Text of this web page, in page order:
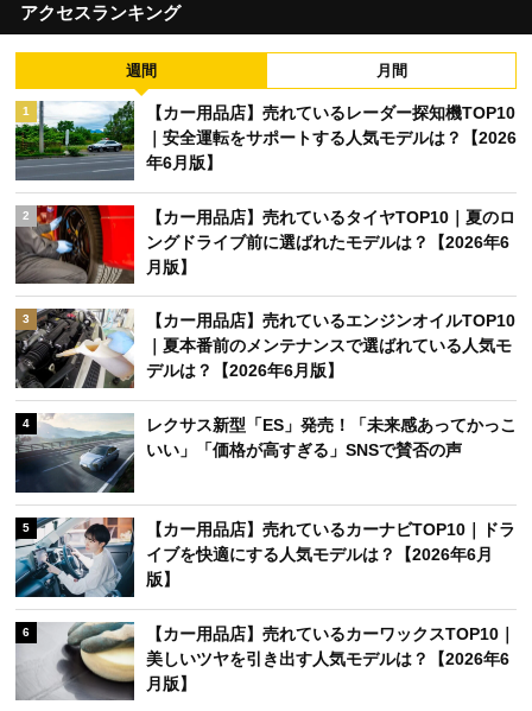
アクセスランキング
週間 月間
1
【カー用品店】売れているレーダー探知機TOP10
｜安全運転をサポートする人気モデルは？【2026
年6月版】
2
【カー用品店】売れているタイヤTOP10｜夏のロ
ングドライブ前に選ばれたモデルは？【2026年6
月版】
3
【カー用品店】売れているエンジンオイルTOP10
｜夏本番前のメンテナンスで選ばれている人気モ
デルは？【2026年6月版】
4
レクサス新型「ES」発売！「未来感あってかっこ
いい」「価格が高すぎる」SNSで賛否の声
5
【カー用品店】売れているカーナビTOP10｜ドラ
イブを快適にする人気モデルは？【2026年6月
版】
6
【カー用品店】売れているカーワックスTOP10｜
美しいツヤを引き出す人気モデルは？【2026年6
月版】